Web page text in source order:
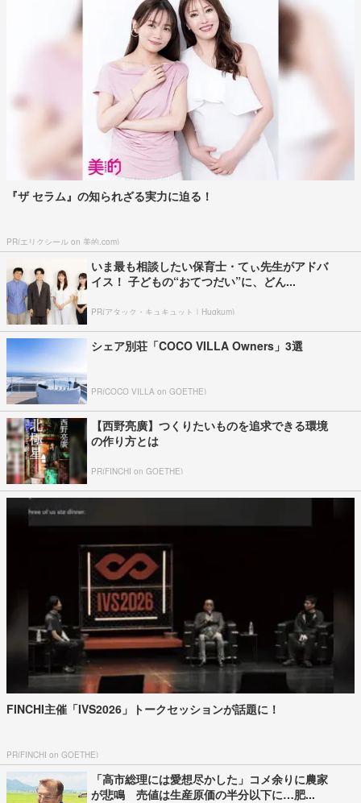
『ザ セラム』の知られざる実力に迫る！
PR(エリクシール on 美的.com)
いま最も相談したい保育士・てぃ先生がアドバ
イス！ 子どもの“おてつだい”に、どん...
PR(アタック・キュキュット｜Hugkum)
シェア別荘「COCO VILLA Owners」3選
PR(COCO VILLA on GOETHE)
【西野亮廣】つくりたいものを追求できる環境
の作り方とは
PR(FINCHI on GOETHE)
FINCHI主催「IVS2026」トークセッションが話題に！
PR(FINCHI on GOETHE)
「高市総理には愛想尽かした」コメ余りに農家
が悲鳴 売値は生産原価の半分以下に…肥...